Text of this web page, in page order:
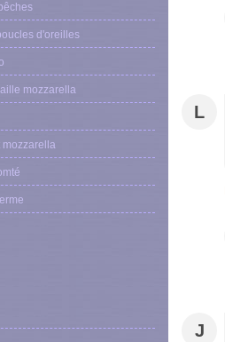
d'oreilles
mozzarella
mozzarella
L
J